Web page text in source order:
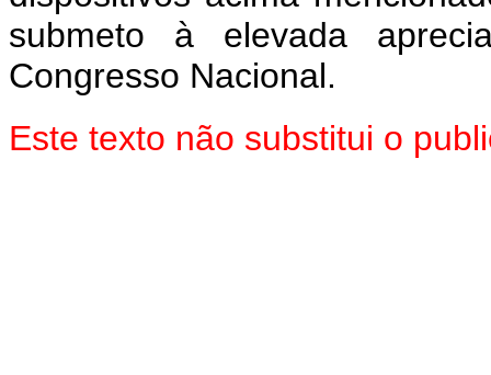
submeto à elevada
Congresso Nacional.
Este texto não substitui o